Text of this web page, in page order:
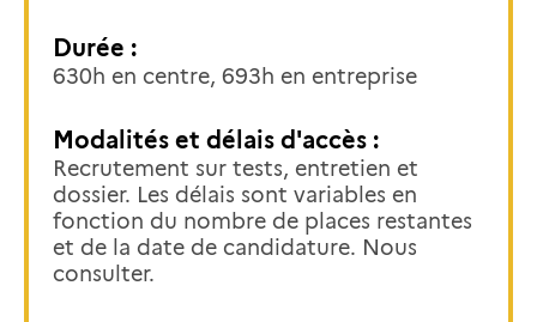
Durée :
630h en centre, 693h en entreprise
Modalités et délais d'accès :
Recrutement sur tests, entretien et
dossier. Les délais sont variables en
fonction du nombre de places restantes
et de la date de candidature. Nous
consulter.